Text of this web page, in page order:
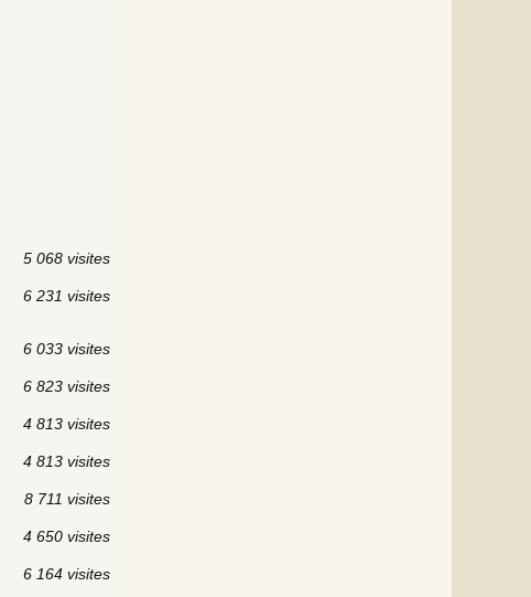
5 068 visites
6 231 visites
6 033 visites
6 823 visites
4 813 visites
4 813 visites
8 711 visites
4 650 visites
6 164 visites